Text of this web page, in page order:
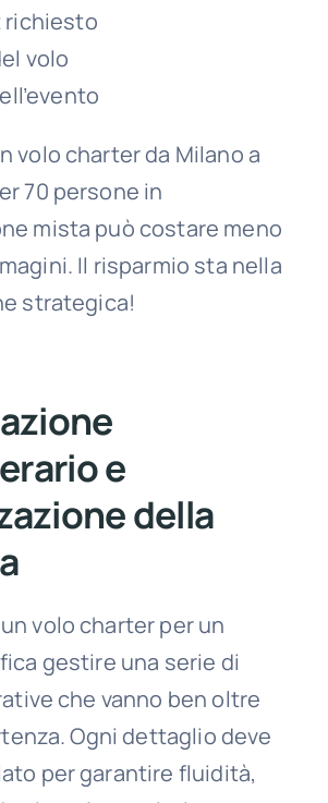
richiesto
volo
volo charter da Milano a
70 persone in
mista può costare meno
Il risparmio sta nella
strategica!
e
della
volo charter per un
gestire una serie di
che vanno ben oltre
Ogni dettaglio deve
per garantire fluidità,